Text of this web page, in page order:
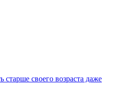
своего возраста даже